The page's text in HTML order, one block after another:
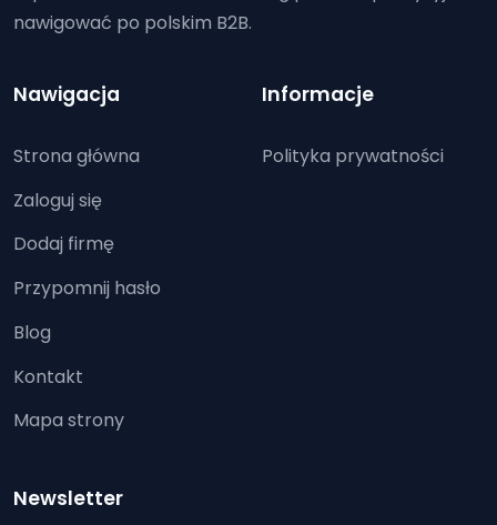
nawigować po polskim B2B.
Nawigacja
Strona główna
Zaloguj się
Dodaj firmę
Przypomnij hasło
Blog
Kontakt
Mapa strony
Informacje
Polityka prywatności
Newsletter